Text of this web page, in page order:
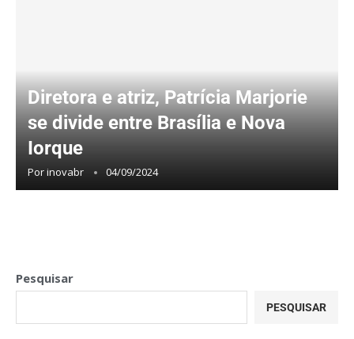
Diretora e atriz, Patrícia Marjorie
se divide entre Brasília e Nova
Iorque
Porinovabr 04/09/2024
Pesquisar
PESQUISAR